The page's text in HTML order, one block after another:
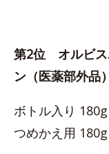
第2位 オルビス
ン（医薬部外品）
ボトル入り
つめかえ用